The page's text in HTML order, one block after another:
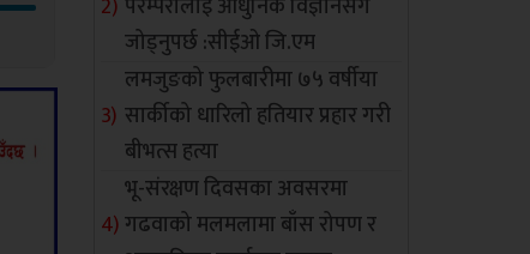
परम्परालाई आधुनिक विज्ञानसँग
जोड्नुपर्छ :सीईओ जि.एम
लमजुङको फुलबारीमा ७५ वर्षीया
सार्कीको धारिलो हतियार प्रहार गरी
बीभत्स हत्या
भू-संरक्षण दिवसका अवसरमा
गढवाको मलमलामा बाँस रोपण र